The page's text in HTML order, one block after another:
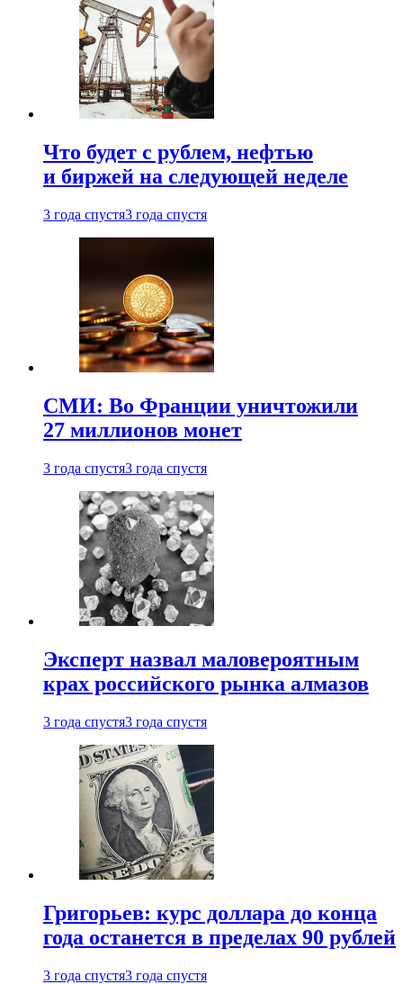
Что будет с рублем, нефтью
и биржей на следующей неделе
3 года спустя3 года спустя
СМИ: Во Франции уничтожили
27 миллионов монет
3 года спустя3 года спустя
Эксперт назвал маловероятным
крах российского рынка алмазов
3 года спустя3 года спустя
Григорьев: курс доллара до конца
года останется в пределах 90 рублей
3 года спустя3 года спустя